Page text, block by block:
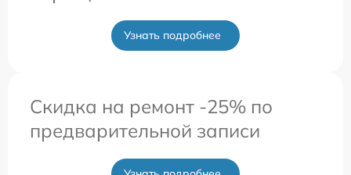
Узнать подробнее
Скидка на ремонт -25% по
предварительной записи